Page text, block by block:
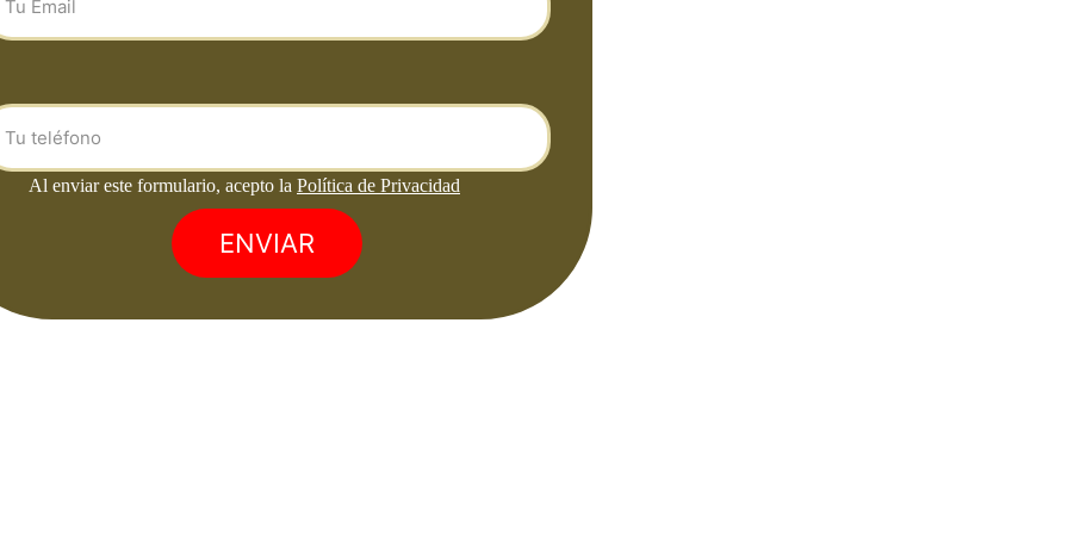
ENVIAR